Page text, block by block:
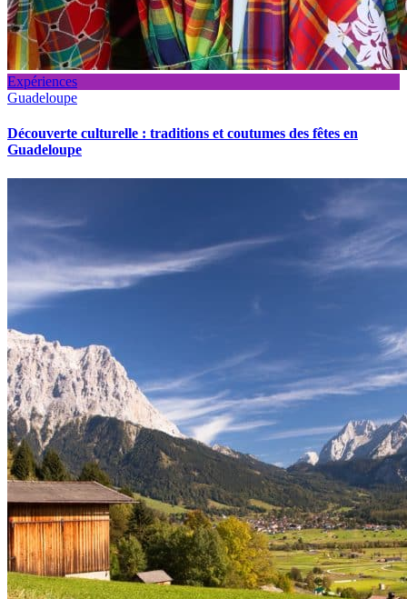
Expériences
Guadeloupe
Découverte culturelle : traditions et coutumes des fêtes en
Guadeloupe